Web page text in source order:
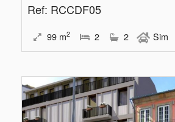
Ref: RCCDF05
99 m2 2 2 Sim